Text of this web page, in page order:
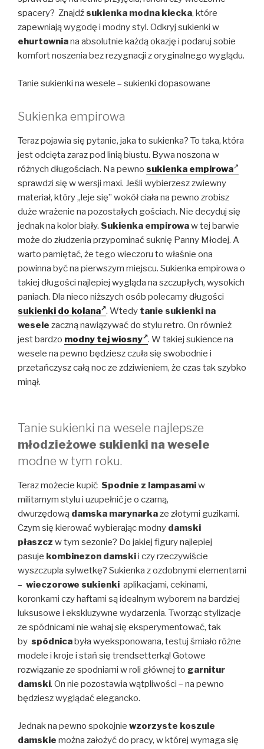
spacery? Znajdźsukienka modna kiecka, które
zapewniają wygodę i modny styl. Odkryj sukienki w
ehurtowniana absolutnie każdą okazję i podaruj sobie
komfort noszenia bez rezygnacji z oryginalnego wyglądu.
Tanie sukienki na wesele – sukienki dopasowane
Sukienka empirowa
Teraz pojawia się pytanie, jaka to sukienka? To taka, która
jest odcięta zaraz pod linią biustu. Bywa noszona w
różnych długościach. Na pewno sukienka empirowa
sprawdzi się w wersji maxi. Jeśli wybierzesz zwiewny
materiał, który „leje się” wokół ciała na pewno zrobisz
duże wrażenie na pozostałych gościach. Nie decyduj się
jednak na kolor biały. Sukienka empirowaw tej barwie
może do złudzenia przypominać suknię Panny Młodej. A
warto pamiętać, że tego wieczoru to właśnie ona
powinna być na pierwszym miejscu. Sukienka empirowa o
takiej długości najlepiej wygląda na szczupłych, wysokich
paniach. Dla nieco niższych osób polecamy długości
sukienki do kolana . Wtedy tanie sukienki na
wesele zaczną nawiązywać do stylu retro. On również
jest bardzo modny tej wiosny . W takiej sukience na
wesele na pewno będziesz czuła się swobodnie i
przetańczysz całą noc ze zdziwieniem, że czas tak szybko
minął.
Tanie sukienki na wesele najlepsze
młodzieżowe sukienki na wesele
modne w tym roku.
Teraz możecie kupić Spodnie z lampasamiw
militarnym stylu i uzupełnić je o czarną,
dwurzędową damska marynarkaze złotymi guzikami.
Czym się kierować wybierając modny damski
płaszcz w tym sezonie? Do jakiej figury najlepiej
pasuje kombinezon damskii czy rzeczywiście
wyszczupla sylwetkę? Sukienka z ozdobnymi elementami
– wieczorowe sukienki aplikacjami, cekinami,
koronkami czy haftami są idealnym wyborem na bardziej
luksusowe i ekskluzywne wydarzenia. Tworząc stylizacje
ze spódnicami nie wahaj się eksperymentować, tak
by spódnicabyła wyeksponowana, testuj śmiało różne
modele i kroje i stań się trendsetterką! Gotowe
rozwiązanie ze spodniami w roli głównej to garnitur
damski. On nie pozostawia wątpliwości – na pewno
będziesz wyglądać elegancko.
Jednak na pewno spokojnie wzorzyste koszule
damskie można założyć do pracy, w której wymaga się